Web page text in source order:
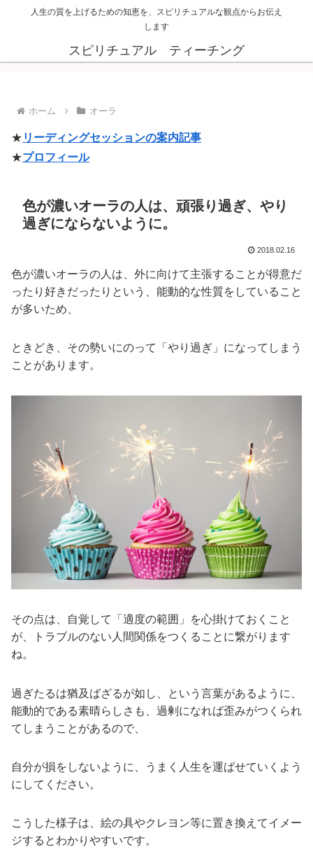
人生の質を上げるための知恵を、スピリチュアルな観点からお伝え
します
スピリチュアル ティーチング
ホーム オーラ
★ リーディングセッションの案内記事
★プロフィール
色が濃いオーラの人は、頑張り過ぎ、やり
過ぎにならないように。
2018.02.16
色が濃いオーラの人は、外に向けて主張することが得意だ
ったり好きだったりという、能動的な性質をしていること
が多いため、
ときどき、その勢いにのって「やり過ぎ」になってしまう
ことがあります。
その点は、自覚して「適度の範囲」を心掛けておくこと
が、トラブルのない人間関係をつくることに繋がります
ね。
過ぎたるは猶及ばざるが如し、という言葉があるように、
能動的である素晴らしさも、過剰になれば歪みがつくられ
てしまうことがあるので、
自分が損をしないように、うまく人生を運ばせていくよう
にしてください。
こうした様子は、絵の具やクレヨン等に置き換えてイメー
ジするとわかりやすいです。